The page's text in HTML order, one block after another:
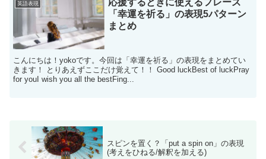
英語表現
「幸運を祈る」の表現5パターン
まとめ
こんにちは！yokoです。今回は「幸運を祈る」の表現をまとめてい
きます！ とりあえずここだけ覚えて！！ Good luckBest of luckPray
for youI wish you all the bestFing...
スピンを置く？「put a spin on」の表現
(考えをひねる/解釈を加える)